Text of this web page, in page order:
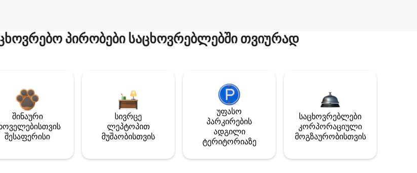
პირობები საცხოვრებლებში თვიურად
შინაური
შესაფერისი
სივრცე
ლეპტოპით
მუშაობისთვის
უფასო
პარკირების
ადგილი
ტერიტორიაზე
საცხოვრებლები
კორპორაციული
მოგზაურობისთვის